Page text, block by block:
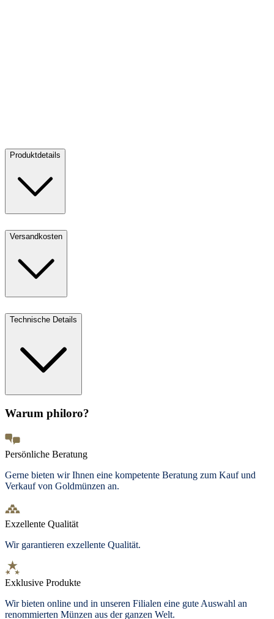
Produktdetails
Versandkosten
Technische Details
Warum philoro?
Persönliche Beratung
Gerne bieten wir Ihnen eine kompetente Beratung zum Kauf und
Verkauf von Goldmünzen an.
Exzellente Qualität
Wir garantieren exzellente Qualität.
Exklusive Produkte
Wir bieten online und in unseren Filialen eine gute Auswahl an
renommierten Münzen aus der ganzen Welt.